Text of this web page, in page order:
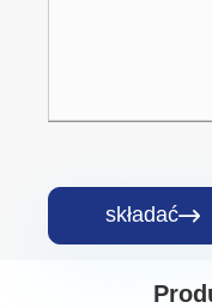
składać